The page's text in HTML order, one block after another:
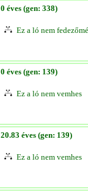
0 éves (gen: 338)
Ez a ló nem
0 éves (gen: 139)
Ez a ló nem vemhes
20.83 éves (gen: 139)
Ez a ló nem vemhes